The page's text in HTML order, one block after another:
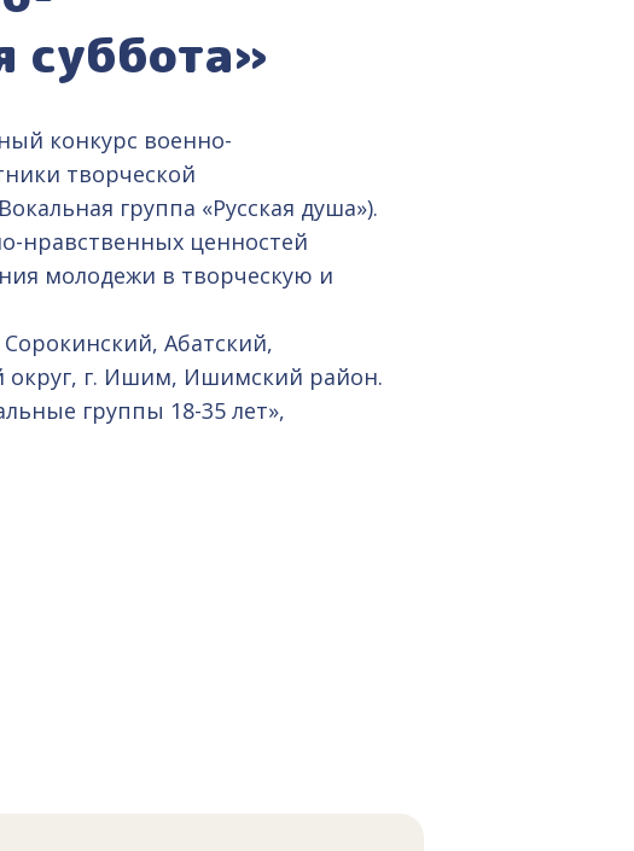
суббота»
конкурс военно-
творческой
группа «Русская душа»).
нравственных ценностей
молодежи в творческую и
Абатский,
округ, г. Ишим, Ишимский район.
группы 18-35 лет»,